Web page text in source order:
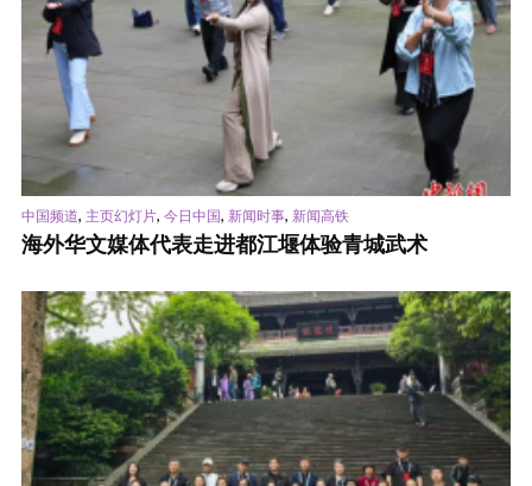
中国频道, 主页幻灯片, 今日中国, 新闻时事, 新闻高铁
海外华文媒体代表走进都江堰体验青城武术